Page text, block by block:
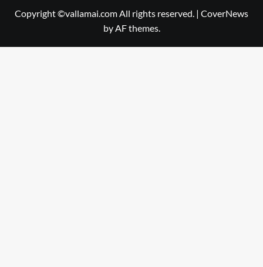
Copyright ©vallamai.com All rights reserved. | CoverNews
by AF themes.